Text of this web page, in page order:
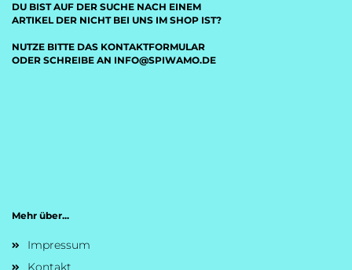
DU BIST AUF DER SUCHE NACH EINEM
ARTIKEL DER NICHT BEI UNS IM SHOP IST?
NUTZE BITTE DAS KONTAKTFORMULAR
ODER SCHREIBE AN INFO@SPIWAMO.DE
Mehr über...
Impressum
Kontakt